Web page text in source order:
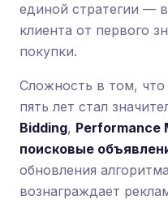
единой стратегии —
клиента от первого
покупки.
Сложность в том, что
пять лет стал
Bidding, Performance
поисковые
обновления
вознаграждает